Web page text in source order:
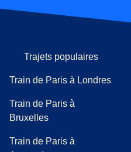
Trajets populaires
Train de Paris à Londres
Train de Paris à
Bruxelles
Train de Paris à